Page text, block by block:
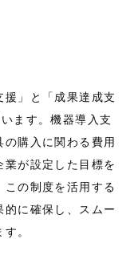
」と「成果達成支
ます。機器導入支
購入に関わる費用
が設定した目標を
の制度を活用する
的に確保し、スムー
。